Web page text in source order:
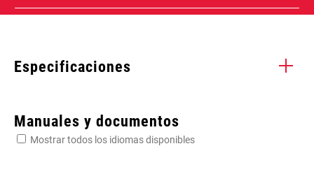
Especificaciones
Manuales y documentos
Mostrar todos los idiomas disponibles